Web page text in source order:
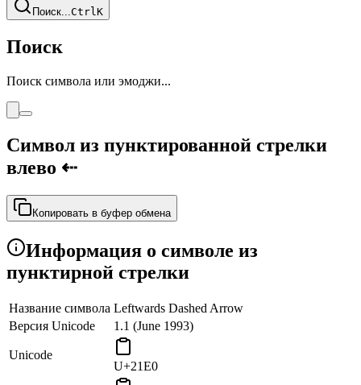
Поиск...CtrlK
Поиск
Поиск символа или эмоджи...
Символ из пунктированной стрелки
влево ⇠
Копировать в буфер обмена
Информация о символе из
пунктирной стрелки
Название символа Leftwards Dashed Arrow
Версия Unicode
1.1 (June 1993)
Unicode
U+21E0